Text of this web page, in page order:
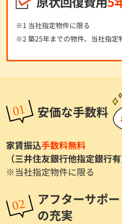
※1 当社指定物件に限る
※2 築25年までの物件、当社指定
安価な手数料
家賃振込手数料無料
（三井住友銀行他指定銀行有
※当社指定物件に限る
アフターサポ
の充実